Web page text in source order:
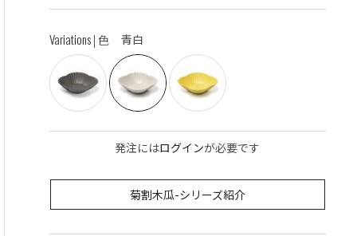
Variations| 色 青白
発注にはログインが必要です
菊割木瓜-シリーズ紹介